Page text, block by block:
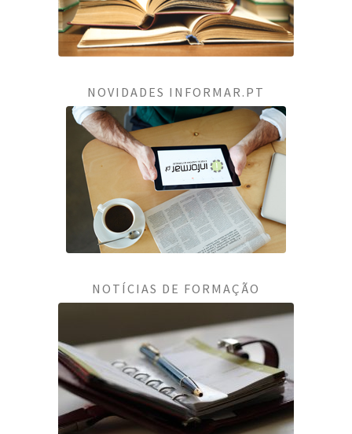
NOVIDADES INFORMAR.PT
NOTÍCIAS DE FORMAÇÃO